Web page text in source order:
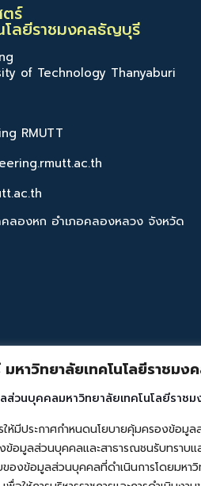
หาวิทยาลัยเทคโนโลยีราชม
ส่วนบุคคลมหาวิทยาลัยเทคโนโลยีรา
ะกาศกำหนดนโยบายคุ้มครองข้อมูลส่
ข้อมูลส่วนบุคคลและสาธารณชนรับทราบ
องข้อมูลส่วนบุคคลที่ดำเนินการโดยมห
ร์
โลยีราชมงคลธัญบุรี
of Technology Thanyaburi
RMUTT
ลองหก อำเภอคลองหลวง จังหวัด